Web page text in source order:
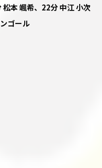
本 颯希、22分 中江 小次
ゴール